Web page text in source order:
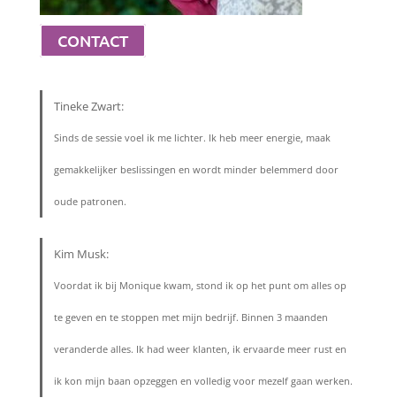
CONTACT
Tineke Zwart:
Sinds de sessie voel ik me lichter. Ik heb meer energie, maak
gemakkelijker beslissingen en wordt minder belemmerd door
oude patronen.
Kim Musk:
Voordat ik bij Monique kwam, stond ik op het punt om alles op
te geven en te stoppen met mijn bedrijf. Binnen 3 maanden
veranderde alles. Ik had weer klanten, ik ervaarde meer rust en
ik kon mijn baan opzeggen en volledig voor mezelf gaan werken.